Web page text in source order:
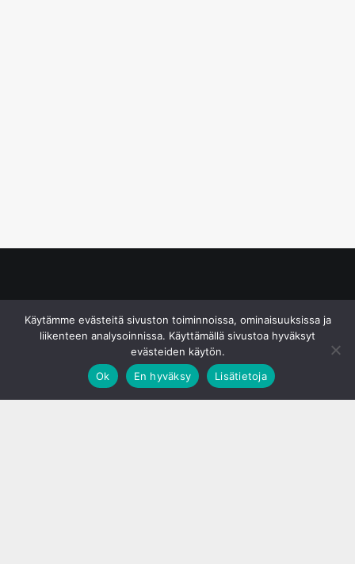
Käytämme evästeitä sivuston toiminnoissa, ominaisuuksissa ja
liikenteen analysoinnissa. Käyttämällä sivustoa hyväksyt
evästeiden käytön.
Ok
En hyväksy Lisätietoja